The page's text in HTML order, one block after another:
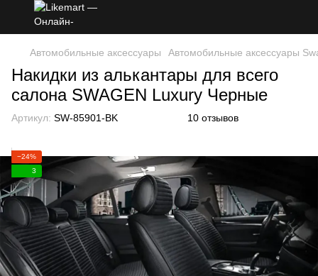
Автомобильные аксессуары Автомобильные аксессуары
Накидки из алькантары для всего
салона SWAGEN Luxury Черные
Артикул: SW-85901-BK 10 отзывов
−24%
3